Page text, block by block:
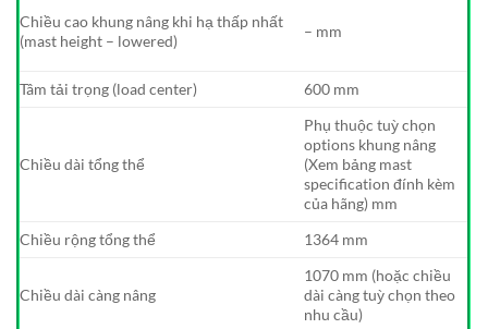
Chiều cao khung nâng khi hạ thấp nhất
(mast height – lowered)
– mm
Tâm tải trọng (load center) 600 mm
Chiều dài tổng thể
Phụ thuộc tuỳ chọn
options khung nâng
(Xem bảng mast
specification đính kèm
của hãng) mm
Chiều rộng tổng thể
1364 mm
Chiều dài càng nâng
1070 mm (hoặc chiều
dài càng tuỳ chọn theo
nhu cầu)